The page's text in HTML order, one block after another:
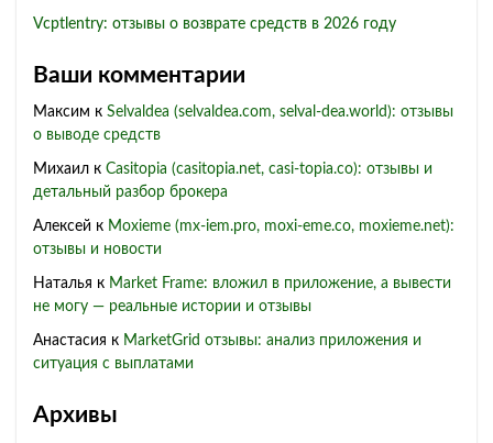
Vcptlentry: отзывы о возврате средств в 2026 году
Ваши комментарии
Максим к Selvaldea (selvaldea.com, selval-dea.world): отзывы
о выводе средств
Михаил к Casitopia (casitopia.net, casi-topia.co): отзывы и
детальный разбор брокера
Алексей к Moxieme (mx-iem.pro, moxi-eme.co, moxieme.net):
отзывы и новости
Наталья к Market Frame: вложил в приложение, а вывести
не могу — реальные истории и отзывы
Анастасия к MarketGrid отзывы: анализ приложения и
ситуация с выплатами
Архивы